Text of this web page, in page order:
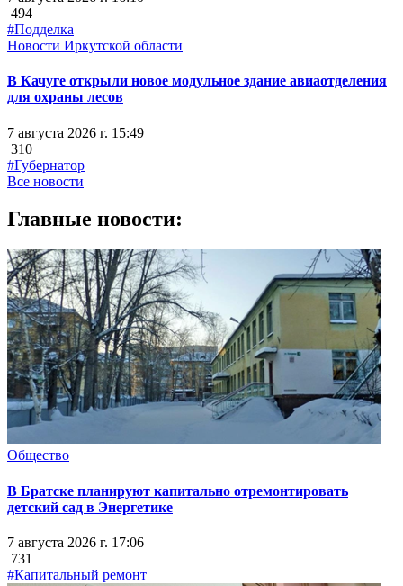
494
#Подделка
Новости Иркутской области
В Качуге открыли новое модульное здание авиаотделения
для охраны лесов
7 августа 2026 г. 15:49
310
#Губернатор
Все новости
Главные новости:
Общество
В Братске планируют капитально отремонтировать
детский сад в Энергетике
7 августа 2026 г. 17:06
731
#Капитальный ремонт